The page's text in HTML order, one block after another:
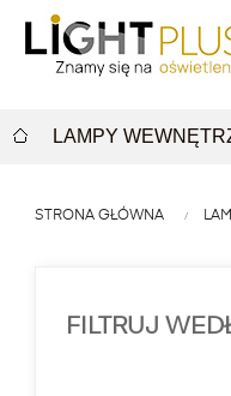
LAMPY
STRONA GŁÓWNA
FILTRUJ